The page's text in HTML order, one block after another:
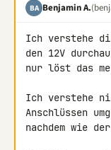
BA Benjamin A.
Ich verstehe
den 12V
nur löst das
Ich verstehe
Anschlüssen
nachdem wie